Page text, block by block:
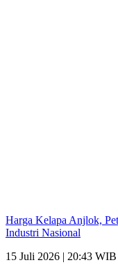
Harga Kelapa Anjlok,
Industri Nasional
15 Juli 2026 | 20:43 WIB